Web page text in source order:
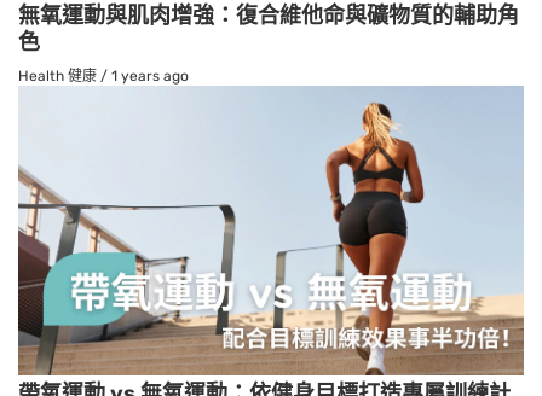
無氧運動與肌肉增強：復合維他命與礦物質的輔助角
色
Health 健康 / 1 years ago